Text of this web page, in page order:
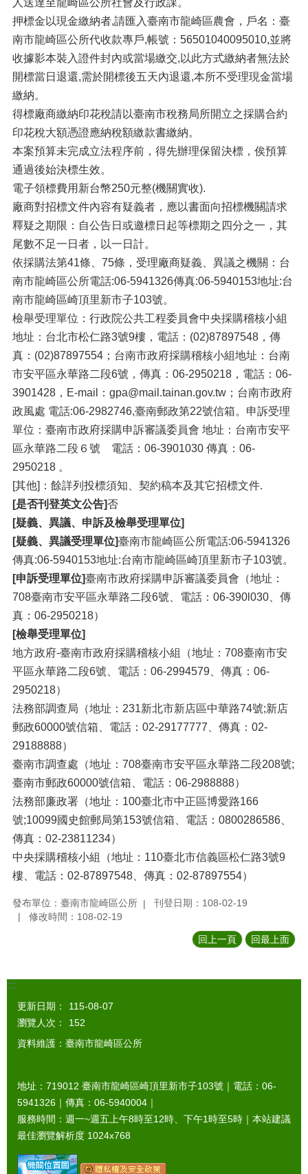
人送達至龍崎區公所社會及行政課。
押標金以現金繳納者,請匯入臺南市龍崎區農會，戶名：臺
南市龍崎區公所代收款專戶,帳號：56501040095010,並將
收據影本裝入證件封內或當場繳交,以此方式繳納者無法於
開標當日退還,需於開標後五天內退還,本所不受理現金當場
繳納。
得標廠商繳納印花稅請以臺南市稅務局所開立之採購合約
印花稅大額憑證應納稅額繳款書繳納。
本案預算未完成立法程序前，得先辦理保留決標，俟預算
通過後始決標生效。
電子領標費用新台幣250元整(機關實收).
廠商對招標文件內容有疑義者，應以書面向招標機關請求
釋疑之期限：自公告日或邀標日起等標期之四分之一，其
尾數不足一日者，以一日計。
依採購法第41條、75條，受理廠商疑義、異議之機關：台
南市龍崎區公所電話:06-5941326傳真:06-5940153地址:台
南市龍崎區崎頂里新市子103號。
檢舉受理單位：行政院公共工程委員會中央採購稽核小組
地址：台北市松仁路3號9樓，電話：(02)87897548，傳
真：(02)87897554；台南市政府採購稽核小組地址：台南
市安平區永華路二段6號，傳真：06-2950218，電話：06-
3901428，E-mail：gpa@mail.tainan.gov.tw；台南市政府
政風處 電話:06-2982746,臺南郵政第22號信箱。申訴受理
單位：臺南市政府採購申訴審議委員會 地址：台南市安平
區永華路二段６號 電話：06-3901030 傳真：06-
2950218 。
[其他]：餘詳列投標須知、契約稿本及其它招標文件.
[是否刊登英文公告]否
[疑義、異議、申訴及檢舉受理單位]
[疑義、異議受理單位]臺南市龍崎區公所電話:06-5941326
傳真:06-5940153地址:台南市龍崎區崎頂里新市子103號。
[申訴受理單位]臺南市政府採購申訴審議委員會（地址：
708臺南市安平區永華路二段6號、電話：06-390l030、傳
真：06-2950218）
[檢舉受理單位]
地方政府-臺南市政府採購稽核小組（地址：708臺南市安
平區永華路二段6號、電話：06-2994579、傳真：06-
2950218）
法務部調查局（地址：231新北市新店區中華路74號;新店
郵政60000號信箱、電話：02-29177777、傳真：02-
29188888）
臺南市調查處（地址：708臺南市安平區永華路二段208號;
臺南市郵政60000號信箱、電話：06-2988888）
法務部廉政署（地址：100臺北市中正區博愛路166
號;10099國史館郵局第153號信箱、電話：0800286586、
傳真：02-23811234）
中央採購稽核小組（地址：110臺北市信義區松仁路3號9
樓、電話：02-87897548、傳真：02-87897554）
發布單位：臺南市龍崎區公所
刊登日期：108-02-19
修改時間：108-02-19
回上一頁 回最上面
:::
更新日期：
115-08-07
瀏覽人次：
152
資料維護：臺南市龍崎區公所
地址：719012 臺南市龍崎區崎頂里新市子103號｜電話：06-
5941326｜傳真：06-5940004｜
服務時間：週一~週五上午8時至12時、下午1時至5時｜本站建議
最佳瀏覽解析度 1024x768